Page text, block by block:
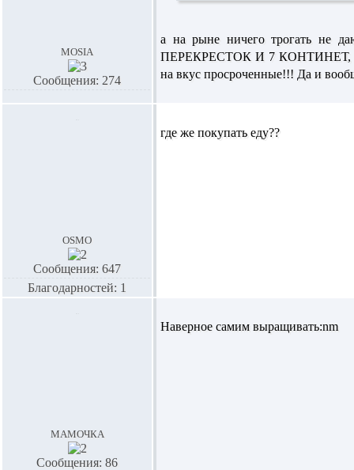
mosia
Сообщения: 274
а на рыне ничего трогать не
ПЕРЕКРЕСТОК И 7 КОНТИНЕТ, то
на вкус просроченные!!! Да и
osmo
Сообщения: 647
Благодарностей: 1
где же покупать еду??
мамочка
Сообщения: 86
Наверное самим выращивать:nm